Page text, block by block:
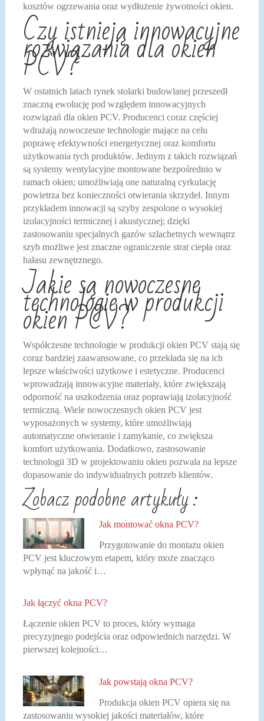
kosztów ogrzewania oraz wydłużenie żywotności okien.
Czy istnieją innowacyjne
rozwiązania dla okien
PCV?
W ostatnich latach rynek stolarki budowlanej przeszedł
znaczną ewolucję pod względem innowacyjnych
rozwiązań dla okien PCV. Producenci coraz częściej
wdrażają nowoczesne technologie mające na celu
poprawę efektywności energetycznej oraz komfortu
użytkowania tych produktów. Jednym z takich rozwiązań
są systemy wentylacyjne montowane bezpośrednio w
ramach okien; umożliwiają one naturalną cyrkulację
powietrza bez konieczności otwierania skrzydeł. Innym
przykładem innowacji są szyby zespolone o wysokiej
izolacyjności termicznej i akustycznej; dzięki
zastosowaniu specjalnych gazów szlachetnych wewnątrz
szyb możliwe jest znaczne ograniczenie strat ciepła oraz
hałasu zewnętrznego.
Jakie są nowoczesne
technologie w produkcji
okien PCV?
Współczesne technologie w produkcji okien PCV stają się
coraz bardziej zaawansowane, co przekłada się na ich
lepsze właściwości użytkowe i estetyczne. Producenci
wprowadzają innowacyjne materiały, które zwiększają
odporność na uszkodzenia oraz poprawiają izolacyjność
termiczną. Wiele nowoczesnych okien PCV jest
wyposażonych w systemy, które umożliwiają
automatyczne otwieranie i zamykanie, co zwiększa
komfort użytkowania. Dodatkowo, zastosowanie
technologii 3D w projektowaniu okien pozwala na lepsze
dopasowanie do indywidualnych potrzeb klientów.
Zobacz podobne artykuły :
Jak montować okna PCV?
Przygotowanie do montażu okien
PCV jest kluczowym etapem, który może znacząco
wpłynąć na jakość i…
Jak łączyć okna PCV?
Łączenie okien PCV to proces, który wymaga
precyzyjnego podejścia oraz odpowiednich narzędzi. W
pierwszej kolejności…
Jak powstają okna PCV?
Produkcja okien PCV opiera się na
zastosowaniu wysokiej jakości materiałów, które